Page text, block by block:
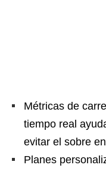
Métricas de
tiempo real
evitar el sobre
Planes